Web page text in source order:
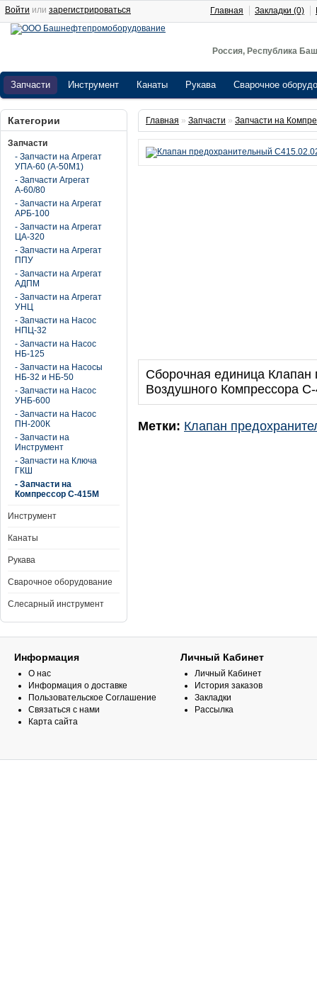
Россия, Республика
Войти или зарегистрироваться Главная Закладки (0)
Запчасти Инструмент Канаты Рукава Сварочное
Категории
Запчасти
- Запчасти на Агрегат
УПА-60 (А-50М1)
- Запчасти Агрегат
А-60/80
- Запчасти на Агрегат
АРБ-100
- Запчасти на Агрегат
ЦА-320
- Запчасти на Агрегат
ППУ
- Запчасти на Агрегат
АДПМ
- Запчасти на Агрегат
УНЦ
- Запчасти на Насос
НПЦ-32
- Запчасти на Насос
НБ-125
- Запчасти на Насосы
НБ-32 и НБ-50
- Запчасти на Насос
УНБ-600
- Запчасти на Насос
ПН-200К
- Запчасти на
Инструмент
- Запчасти на Ключа
ГКШ
- Запчасти на
Компрессор С-415М
Инструмент
Канаты
Рукава
Сварочное оборудование
Слесарный инструмент
Главная » Запчасти » Запчасти на
Сборочная единица
Воздушного Компрессора
Метки: Клапан
Информация
О нас
Информация о доставке
Пользовательское Соглашение
Связаться с нами
Карта сайта
Личный Кабинет
Личный Кабинет
История заказов
Закладки
Рассылка